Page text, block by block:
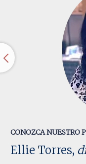
CONOZCA NUESTRO
Ellie Torres,